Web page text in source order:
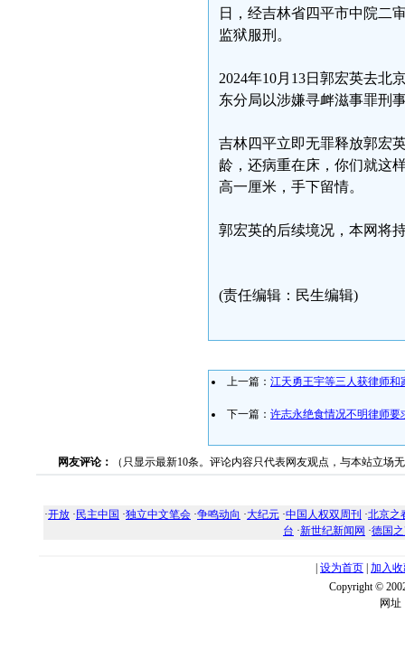
日，经吉林省四平市中院二
监狱服刑。
2024年10月13日郭宏英去北
东分局以涉嫌寻衅滋事罪刑
吉林四平立即无罪释放郭宏
龄，还病重在床，你们就这
高一厘米，手下留情。
郭宏英的后续境况，本网将
(责任编辑：民生编辑)
上一篇： 江天勇王宇等三人获律师和
下一篇： 许志永绝食情况不明律师要
网友评论： （只显示最新10条。评论内容只代表网友观点，与本站立场
·开放 · 民主中国 ·独立中文笔会 ·争鸣动向 ·大纪元 ·中国人权双周刊 ·北京之
台 ·新世纪新闻网 ·德国
设为首页 加入
Copyright ©
网址